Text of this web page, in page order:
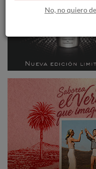
No, no quiero